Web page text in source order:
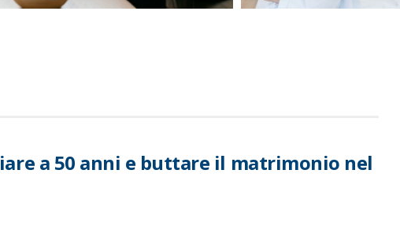
a 50 anni e buttare il matrimonio nel